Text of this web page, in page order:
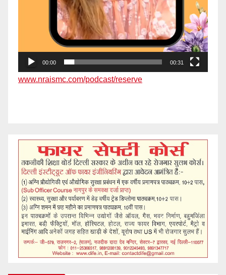
00:00 00:31
www.nraismc.com/podcast/reserve